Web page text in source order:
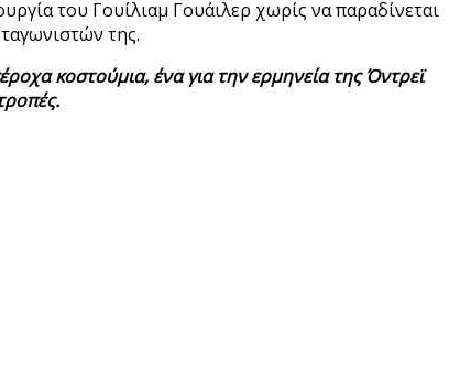
του Γουίλιαμ Γουάιλερ χωρίς να παραδίνεται
της.
κοστούμια, ένα για την ερμηνεία της Όντρεϊ